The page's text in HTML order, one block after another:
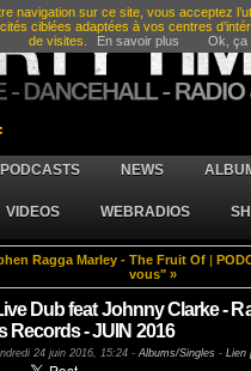
PODCASTS NEWS
VIDEOS WEBRADIOS
Ragga Marley - The Fruit Of
vous" »
Dub feat Johnny Clarke -
Records - JUIN 2016
24 juin 2016, 15:24 -Albums/Singles - Lien
navigation sur ce site, vous acceptez
ciblées adaptées à vos centres
de visites.
En savoir plus Ok, ça